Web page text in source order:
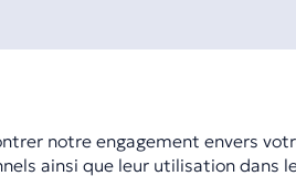
notre engagement envers
ainsi que leur utilisation dans